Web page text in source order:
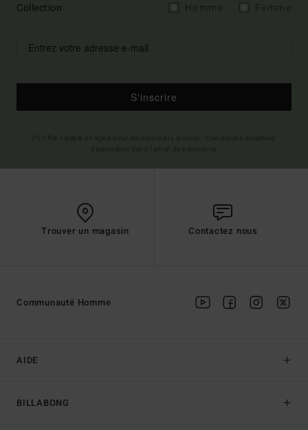
Collection
S'inscrire
Trouver un magasin Contactez nous
AIDE
BILLABONG
Communauté Homme